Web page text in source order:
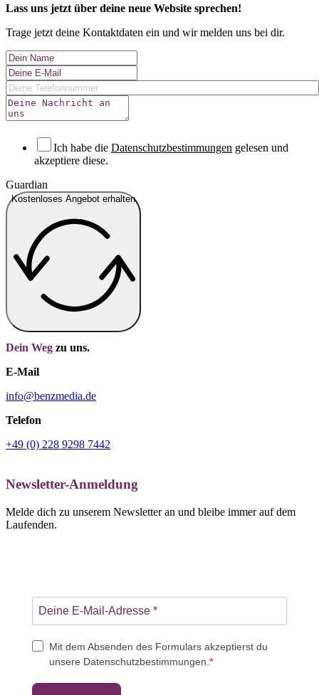
Lass uns jetzt über deine neue Website sprechen!
Trage jetzt deine Kontaktdaten ein und wir melden uns bei dir.
Ich habe die Datenschutzbestimmungen gelesen und
akzeptiere diese.
Guardian
Kostenloses Angebot erhalten
Dein Weg zu uns.
E-Mail
info@benzmedia.de
Telefon
+49 (0) 228 9298 7442
Newsletter-Anmeldung
Melde dich zu unserem Newsletter an und bleibe immer auf dem
Laufenden.
Mit dem Absenden des Formulars akzeptierst du
unsere Datenschutzbestimmungen.